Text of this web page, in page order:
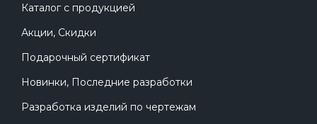
Каталог с продукцией
Акции, Скидки
Подарочный сертификат
Новинки, Последние разработки
Разработка изделий по чертежам